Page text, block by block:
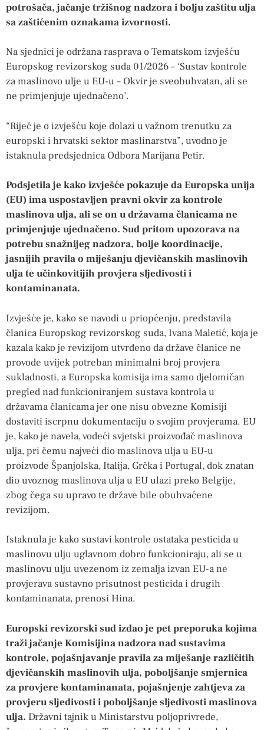
potrošača, jačanje tržišnog nadzora i bolju zaštitu ulja
sa zaštićenim oznakama izvornosti.
Na sjednici je održana rasprava o Tematskom izvješću
Europskog revizorskog suda 01/2026 – ‘Sustav kontrole
za maslinovo ulje u EU-u – Okvir je sveobuhvatan, ali se
ne primjenjuje ujednačeno’.
“Riječ je o izvješću koje dolazi u važnom trenutku za
europski i hrvatski sektor maslinarstva”, uvodno je
istaknula predsjednica Odbora Marijana Petir.
Podsjetila je kako izvješće pokazuje da Europska unija
(EU) ima uspostavljen pravni okvir za kontrole
maslinova ulja, ali se on u državama članicama ne
primjenjuje ujednačeno. Sud pritom upozorava na
potrebu snažnijeg nadzora, bolje koordinacije,
jasnijih pravila o miješanju djevičanskih maslinovih
ulja te učinkovitijih provjera sljedivosti i
kontaminanata.
Izvješće je, kako se navodi u priopćenju, predstavila
članica Europskog revizorskog suda, Ivana Maletić, koja je
kazala kako je revizijom utvrđeno da države članice ne
provode uvijek potreban minimalni broj provjera
sukladnosti, a Europska komisija ima samo djelomičan
pregled nad funkcioniranjem sustava kontrola u
državama članicama jer one nisu obvezne Komisiji
dostaviti iscrpnu dokumentaciju o svojim provjerama. EU
je, kako je navela, vodeći svjetski proizvođač maslinova
ulja, pri čemu najveći dio maslinova ulja u EU-u
proizvode Španjolska, Italija, Grčka i Portugal, dok znatan
dio uvoznog maslinova ulja u EU ulazi preko Belgije,
zbog čega su upravo te države bile obuhvaćene
revizijom.
Istaknula je kako sustavi kontrole ostataka pesticida u
maslinovu ulju uglavnom dobro funkcioniraju, ali se u
maslinovu ulju uvezenom iz zemalja izvan EU-a ne
provjerava sustavno prisutnost pesticida i drugih
kontaminanata, prenosi Hina.
Europski revizorski sud izdao je pet preporuka kojima
traži jačanje Komisijina nadzora nad sustavima
kontrole, pojašnjavanje pravila za miješanje različitih
djevičanskih maslinovih ulja, poboljšanje smjernica
za provjere kontaminanata, pojašnjenje zahtjeva za
provjeru sljedivosti i poboljšanje sljedivosti maslinova
ulja. Državni tajnik u Ministarstvu poljoprivrede,